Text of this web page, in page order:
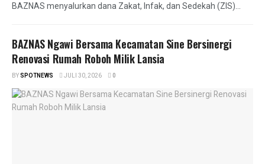
BAZNAS menyalurkan dana Zakat, Infak, dan Sedekah (ZIS)...
BAZNAS Ngawi Bersama Kecamatan Sine Bersinergi
Renovasi Rumah Roboh Milik Lansia
BYSPOTNEWS JULI 30, 2026 0